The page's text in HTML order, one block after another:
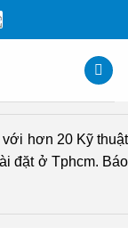
hơn 20 Kỹ thuật
đặt ở Tphcm. Báo